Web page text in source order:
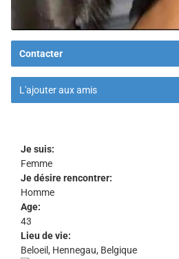
Contacter
L'ajouter aux amis
Je suis:
Femme
Je désire rencontrer:
Homme
Age:
43
Lieu de vie:
Beloeil, Hennegau, Belgique